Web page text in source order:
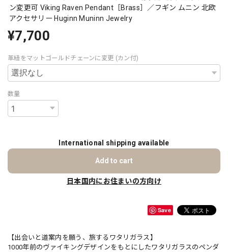
ン変更可 Viking Raven Pendant［Brass］／フギン ムニン 北欧
アクセサリー Huginn Muninn Jewelry
¥7,700
革紐をマットゴールドチェーンに変更 (カン付)
数量
International shipping available
Add to cart
日本国内にお住まいの方向け
Save
【出会いと道案内を願う、旅するワタリガラス】
1000年前のヴァイキングデザインをもとにしたワタリガラスのペンダ